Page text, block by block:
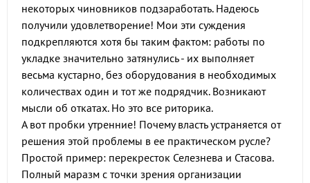
некоторых чиновников подзаработать. Надеюсь
получили удовлетворение! Мои эти суждения
подкрепляются хотя бы таким фактом: работы по
укладке значительно затянулись - их выполняет
весьма кустарно, без оборудования в необходимых
количествах один и тот же подрядчик. Возникают
мысли об откатах. Но это все риторика.
А вот пробки утренние! Почему власть устраняется от
решения этой проблемы в ее практическом русле?
Простой пример: перекресток Селезнева и Стасова.
Полный маразм с точки зрения организации